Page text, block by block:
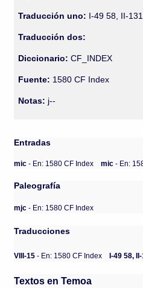
Traducción uno: I-49 58, II-
Traducción dos:
Diccionario:CF_INDEX
Fuente: 1580 CF Index
Notas: j--
Entradas
mic- En: 1580 CF Index mic- En:
Paleografía
mjc - En: 1580 CF Index
Traducciones
VIII-15 - En: 1580 CF Index I-49 58,
Textos en Temoa